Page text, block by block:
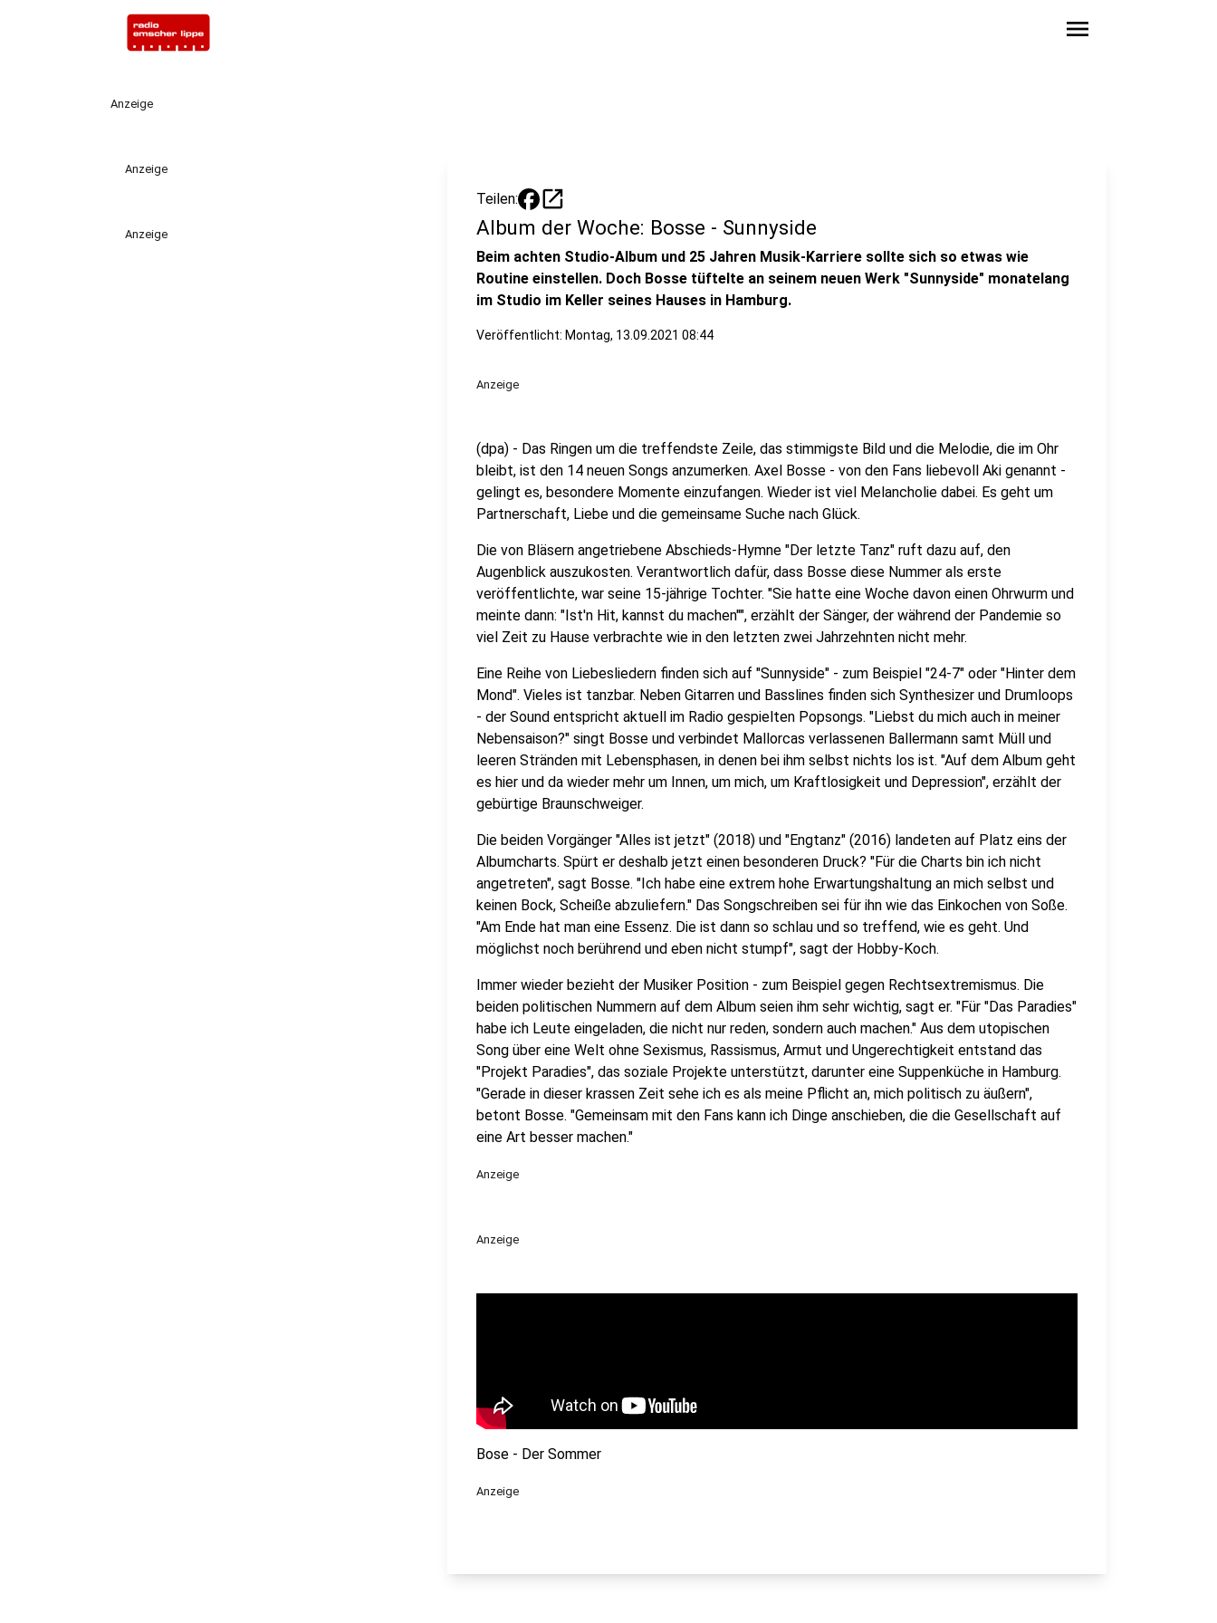
menu
Anzeige
Anzeige
Anzeige
Teilen: open_in_new
Album der Woche: Bosse - Sunnyside
Beim achten Studio-Album und 25 Jahren Musik-Karriere sollte sich so etwas wie
Routine einstellen. Doch Bosse tüftelte an seinem neuen Werk "Sunnyside" monatelang
im Studio im Keller seines Hauses in Hamburg.
Veröffentlicht: Montag, 13.09.2021 08:44
Anzeige
(dpa) - Das Ringen um die treffendste Zeile, das stimmigste Bild und die Melodie, die im Ohr
bleibt, ist den 14 neuen Songs anzumerken. Axel Bosse - von den Fans liebevoll Aki genannt -
gelingt es, besondere Momente einzufangen. Wieder ist viel Melancholie dabei. Es geht um
Partnerschaft, Liebe und die gemeinsame Suche nach Glück.
Die von Bläsern angetriebene Abschieds-Hymne "Der letzte Tanz" ruft dazu auf, den
Augenblick auszukosten. Verantwortlich dafür, dass Bosse diese Nummer als erste
veröffentlichte, war seine 15-jährige Tochter. "Sie hatte eine Woche davon einen Ohrwurm und
meinte dann: "Ist'n Hit, kannst du machen"", erzählt der Sänger, der während der Pandemie so
viel Zeit zu Hause verbrachte wie in den letzten zwei Jahrzehnten nicht mehr.
Eine Reihe von Liebesliedern finden sich auf "Sunnyside" - zum Beispiel "24-7" oder "Hinter dem
Mond". Vieles ist tanzbar. Neben Gitarren und Basslines finden sich Synthesizer und Drumloops
- der Sound entspricht aktuell im Radio gespielten Popsongs. "Liebst du mich auch in meiner
Nebensaison?" singt Bosse und verbindet Mallorcas verlassenen Ballermann samt Müll und
leeren Stränden mit Lebensphasen, in denen bei ihm selbst nichts los ist. "Auf dem Album geht
es hier und da wieder mehr um Innen, um mich, um Kraftlosigkeit und Depression", erzählt der
gebürtige Braunschweiger.
Die beiden Vorgänger "Alles ist jetzt" (2018) und "Engtanz" (2016) landeten auf Platz eins der
Albumcharts. Spürt er deshalb jetzt einen besonderen Druck? "Für die Charts bin ich nicht
angetreten", sagt Bosse. "Ich habe eine extrem hohe Erwartungshaltung an mich selbst und
keinen Bock, Scheiße abzuliefern." Das Songschreiben sei für ihn wie das Einkochen von Soße.
"Am Ende hat man eine Essenz. Die ist dann so schlau und so treffend, wie es geht. Und
möglichst noch berührend und eben nicht stumpf", sagt der Hobby-Koch.
Immer wieder bezieht der Musiker Position - zum Beispiel gegen Rechtsextremismus. Die
beiden politischen Nummern auf dem Album seien ihm sehr wichtig, sagt er. "Für "Das Paradies"
habe ich Leute eingeladen, die nicht nur reden, sondern auch machen." Aus dem utopischen
Song über eine Welt ohne Sexismus, Rassismus, Armut und Ungerechtigkeit entstand das
"Projekt Paradies", das soziale Projekte unterstützt, darunter eine Suppenküche in Hamburg.
"Gerade in dieser krassen Zeit sehe ich es als meine Pflicht an, mich politisch zu äußern",
betont Bosse. "Gemeinsam mit den Fans kann ich Dinge anschieben, die die Gesellschaft auf
eine Art besser machen."
Anzeige
Anzeige
Bose - Der Sommer
Anzeige